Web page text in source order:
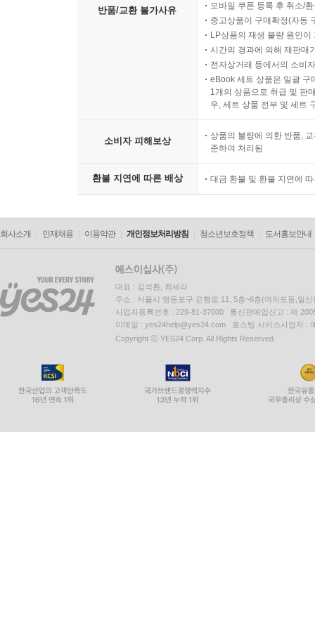
반품/교환 불가사유
모바일 쿠폰 등록 후 취소/
중고상품이 구매확정(자동
LP상품의 재생 불량 원인
시간의 경과에 의해 재판매
전자상거래 등에서의 소비
eBook 세트 상품은 일괄 구
1개의 상품으로 취급 및 판
우, 세트 상품 전부 및 세트
소비자 피해보상
상품의 불량에 의한 반품,
준하여 처리됨
환불 지연에 따른 배상 대금 환불 및 환불 지연에
회사소개 인재채용 이용약관 개인정보처리방침 청소년보호정책 도서홍보안내
대표 : 김석환, 최세라
주소 : 서울시 영등포구 은행로 11, 5층~6층(여의도동,일신
사업자등록번호 : 229-81-37000 통신판매업신고 : 제
이메일 : yes24help@yes24.com 호스팅 서비스사업자 :
Copyright ⓒ YES24 Corp. All Rights Reserved.